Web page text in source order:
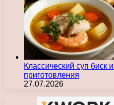
Классический суп биск
приготовления
27.07.2026